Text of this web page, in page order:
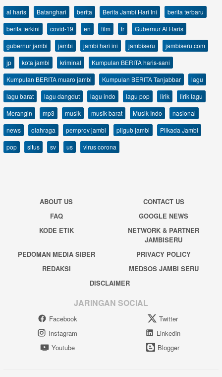
al haris Batanghari berita Berita Jambi Hari Ini
berita terbaru
berita terkini
covid-19 en film fr
Gubernur Al Haris
gubernur jambi
jambi jambi hari ini jambiseru
jambiseru.com
jp
kota jambi kriminal
Kumpulan BERITA haris-sani
Kumpulan BERITA muaro jambi
Kumpulan BERITA Tanjabbar
lagu
lagu barat
lagu dangdut lagu indo lagu pop lirik
lirik lagu
Merangin
mp3 musik musik barat Musik Indo
nasional
news
olahraga pemprov jambi pilgub jambi
Pilkada Jambi
pop
situs sv us virus corona
ABOUT US
CONTACT US
FAQ
GOOGLE NEWS
KODE ETIK
NETWORK & PARTNER
JAMBISERU
PEDOMAN MEDIA SIBER
PRIVACY POLICY
REDAKSI
MEDSOS JAMBI SERU
DISCLAIMER
JARINGAN SOCIAL
Facebook
Twitter
Instagram
Linkedin
Youtube
Blogger